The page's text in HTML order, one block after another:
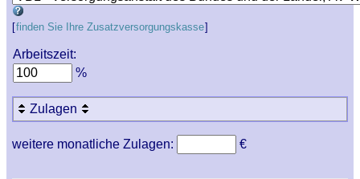
[finden Sie Ihre Zusatzversorgungskasse]
Arbeitszeit:
%
Zulagen
weitere monatliche Zulagen: €